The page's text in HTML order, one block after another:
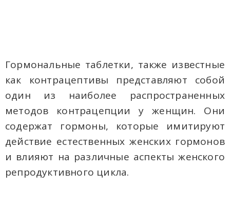
Гормональные таблетки, также известные
как контрацептивы представляют собой
один из наиболее распространенных
методов контрацепции у женщин. Они
содержат гормоны, которые имитируют
действие естественных женских гормонов
и влияют на различные аспекты женского
репродуктивного цикла.